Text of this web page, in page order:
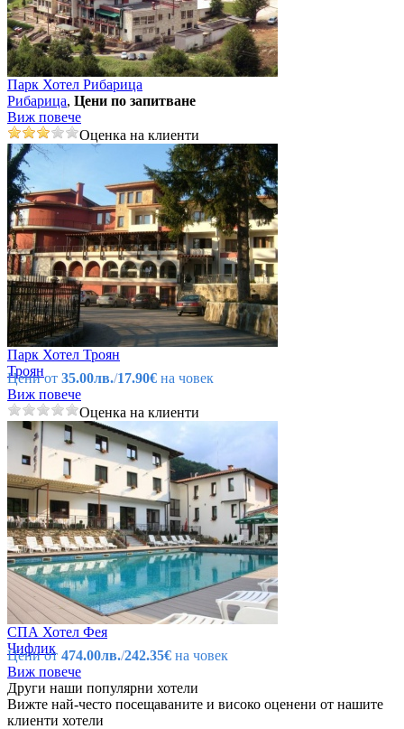
Парк Хотел Рибарица
Рибарица, Цени по запитване
Виж повече
Оценка на клиенти
Парк Хотел Троян
Троян
Цени от 35.00лв./17.90€ на човек
Виж повече
Оценка на клиенти
СПА Хотел Фея
Чифлик
Цени от 474.00лв./242.35€ на човек
Виж повече
Други наши популярни хотели
Вижте най-често посещаваните и високо оценени от нашите
клиенти хотели